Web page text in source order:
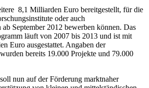
8,1 Milliarden Euro bereitgestellt, für die
oder auch
September 2012 bewerben können. Das
läuft von 2007 bis 2013 und ist mit
Euro ausgestattet. Angaben der
bereits 19.000 Projekte und 79.000
nun auf der Förderung marktnaher